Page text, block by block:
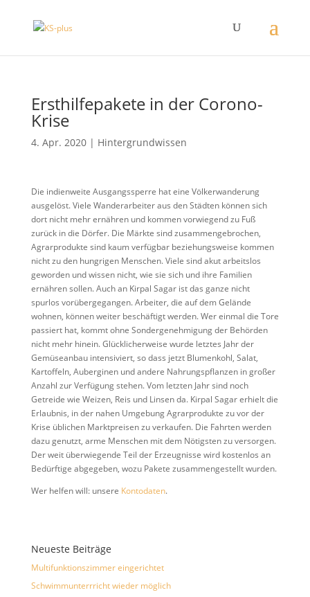
Ersthilfepakete in der Corono-
Krise
4. Apr. 2020| Hintergrundwissen
Die indienweite Ausgangssperre hat eine Völkerwanderung
ausgelöst. Viele Wanderarbeiter aus den Städten können sich
dort nicht mehr ernähren und kommen vorwiegend zu Fuß
zurück in die Dörfer. Die Märkte sind zusammengebrochen,
Agrarprodukte sind kaum verfügbar beziehungsweise kommen
nicht zu den hungrigen Menschen. Viele sind akut arbeitslos
geworden und wissen nicht, wie sie sich und ihre Familien
ernähren sollen. Auch an Kirpal Sagar ist das ganze nicht
spurlos vorübergegangen. Arbeiter, die auf dem Gelände
wohnen, können weiter beschäftigt werden. Wer einmal die Tore
passiert hat, kommt ohne Sondergenehmigung der Behörden
nicht mehr hinein. Glücklicherweise wurde letztes Jahr der
Gemüseanbau intensiviert, so dass jetzt Blumenkohl, Salat,
Kartoffeln, Auberginen und andere Nahrungspflanzen in großer
Anzahl zur Verfügung stehen. Vom letzten Jahr sind noch
Getreide wie Weizen, Reis und Linsen da. Kirpal Sagar erhielt die
Erlaubnis, in der nahen Umgebung Agrarprodukte zu vor der
Krise üblichen Marktpreisen zu verkaufen. Die Fahrten werden
dazu genutzt, arme Menschen mit dem Nötigsten zu versorgen.
Der weit überwiegende Teil der Erzeugnisse wird kostenlos an
Bedürftige abgegeben, wozu Pakete zusammengestellt wurden.
Wer helfen will: unsere Kontodaten.
Neueste Beiträge
Multifunktionszimmer eingerichtet
Schwimmunterrricht wieder möglich